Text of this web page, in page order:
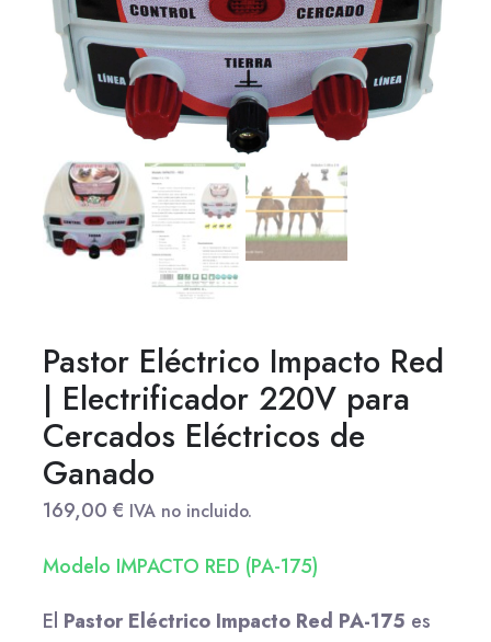
Pastor Eléctrico Impacto Red
| Electrificador 220V para
Cercados Eléctricos de
Ganado
169,00 € IVA no incluido.
Modelo IMPACTO RED (PA-175)
El Pastor Eléctrico Impacto Red PA-175 es